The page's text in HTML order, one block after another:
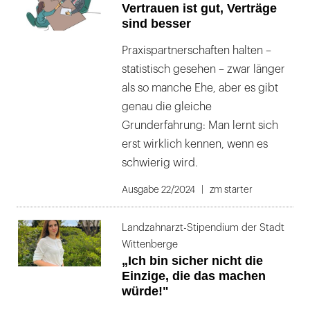
Vertrauen ist gut, Verträge
sind besser
Praxispartnerschaften halten –
statistisch gesehen – zwar länger
als so manche Ehe, aber es gibt
genau die gleiche
Grunderfahrung: Man lernt sich
erst wirklich kennen, wenn es
schwierig wird.
Ausgabe 22/2024 zm starter
Landzahnarzt-Stipendium der Stadt
Wittenberge
„Ich bin sicher nicht die
Einzige, die das machen
würde!"